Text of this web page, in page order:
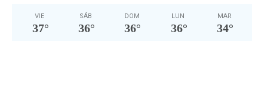
VIE
37°
SÁB
36°
DOM
36°
LUN
36°
MAR
34°